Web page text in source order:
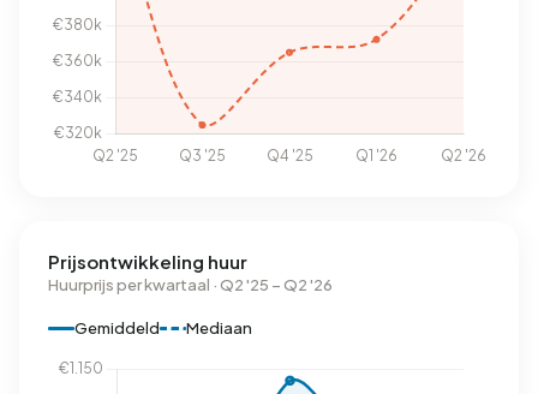
Prijsontwikkeling huur
Huurprijs per kwartaal · Q2 '25 – Q2 '26
Gemiddeld Mediaan